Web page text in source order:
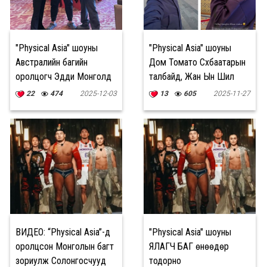
"Physical Asia" шоуны
Австралийн багийн
оролцогч Эдди Монголд
иржээ
22 474 2025-12-03
"Physical Asia" шоуны
Дом Томато Сүхбаатарын
талбайд, Жан Ын Шил
Чингисийн музейд зочилж
13 605 2025-11-27
ВИДЕО: “Physical Asia”-д
оролцсон Монголын багт
зориулж Солонгосчууд
"Physical Asia" шоуны
ЯЛАГЧ БАГ өнөөдөр
тодорно